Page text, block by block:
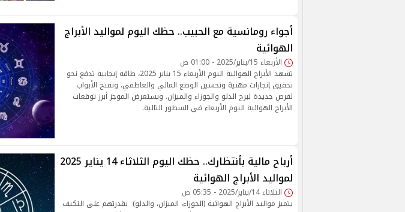
أجواء رومانسية مع الحبيب.. حظك اليوم لمواليد الأبراج
الهوائية
الأربعاء 15/يناير/2025 - 01:00 ص
تشهد الأبراج الهوائية اليوم الأربعاء 15 يناير 2025، طاقة إيجابية تدفع نحو
تحقيق إنجازات مهنية وتحسين الوضع المالي والعاطفي، وتفتح الأبواب
لفرص جديدة لبرج الدلو والجوزاء والميزان. ويستعرض الموجز أبرز توقعات
الأبراج الهوائية اليوم الأربعاء في السطور التالية.
أرباح مالية بأنتظارك.. حظك اليوم الثلاثاء 14 يناير 2025
لمواليد الأبراج الهوائية
الثلاثاء 14/يناير/2025 - 05:35 ص
يتميز مواليد الأبراج الهوائية (الجوزاء، الميزان، والدلو) بقدرتهم على التكيف